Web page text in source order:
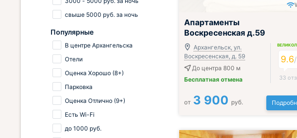
Апартаменты
Воскресенская д.59
Архангельск, ул.
Воскресенская, д. 59
До центра 800 м
Бесплатная отмена
9.6/
33
от 3 900 руб.
свыше 5000 руб. за ночь
Популярные
В центре Архангельска
Отели
Оценка Хорошо (8+)
Парковка
Оценка Отлично (9+)
Есть Wi-Fi
до 1000 руб.